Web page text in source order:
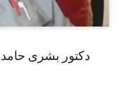
دكتور بشرى